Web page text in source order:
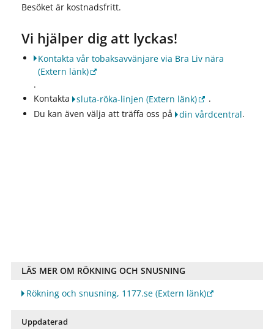
Besöket är kostnadsfritt.
Vi hjälper dig att lyckas!
Kontakta vår tobaksavvänjare via Bra Liv nära
(Extern länk)
.
Kontakta
sluta-röka-linjen (Extern länk)
.
Du kan även välja att träffa oss på
din vårdcentral.
LÄS MER OM RÖKNING OCH SNUSNING
Rökning och snusning, 1177.se(Extern länk)
Uppdaterad